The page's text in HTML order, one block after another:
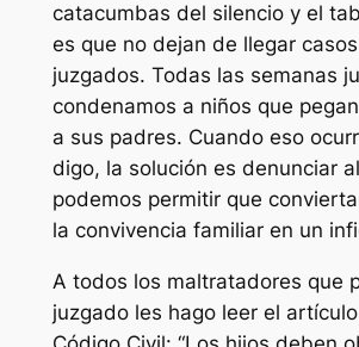
catacumbas del silencio y el
es que no dejan de llegar
juzgados. Todas las semanas
condenamos a niños que
a sus padres. Cuando eso
digo, la solución es denunciar
podemos permitir que
la convivencia familiar en un
A todos los maltratadores que
juzgado les hago leer el